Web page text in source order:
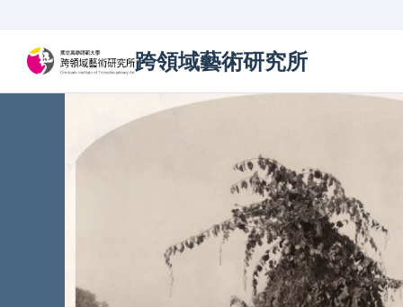
跨領域藝術研究所